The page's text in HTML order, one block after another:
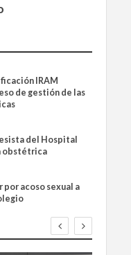
IRAM
de gestión de las
del Hospital
obstétrica
acoso sexual a